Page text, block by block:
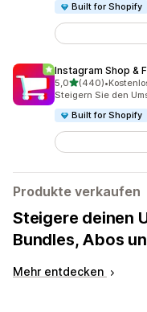
Built for Shopify
Instagram Shop &
5,0von 5 Sternen
(440)
440 Rezensionen
•
Steigern Sie den
Built for Shopify
Produkte verkaufen
Steigere deinen
Bundles, Abos
Mehr entdecken